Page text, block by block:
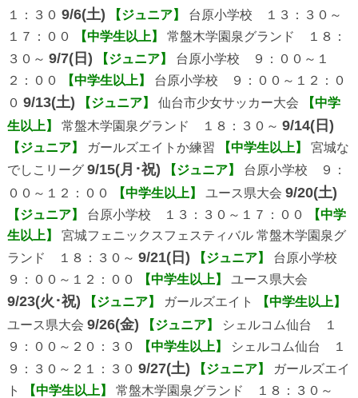
１：３０ 9/6(土) 【ジュニア】
台原小学校 １３：３０～
１７：００
【中学生以上】
常盤木学園泉グランド １８：
３０～ 9/7(日) 【ジュニア】
台原小学校 ９：００～１
２：００
【中学生以上】
台原小学校 ９：００～１２：０
０ 9/13(土) 【ジュニア】 仙台市少女サッカー大会
【中学
生以上】
常盤木学園泉グランド １８：３０～ 9/14(日)
【ジュニア】 ガールズエイトか練習 【中学生以上】
宮城な
でしこリーグ 9/15(月･祝) 【ジュニア】
台原小学校 ９：
００～１２：００
【中学生以上】 ユース県大会 9/20(土)
【ジュニア】 台原小学校 １３：３０～１７：００
【中学
生以上】
宮城フェニックスフェスティバル 常盤木学園泉グ
ランド １８：３０～ 9/21(日) 【ジュニア】
台原小学校
９：００～１２：００
【中学生以上】 ユース県大会
9/23(火･祝) 【ジュニア】 ガールズエイト
【中学生以上】
ユース県大会 9/26(金) 【ジュニア】
シェルコム仙台 １
９：００～２０：３０
【中学生以上】
シェルコム仙台 １
９：３０～２１：３０ 9/27(土) 【ジュニア】
ガールズエイ
ト
【中学生以上】 常盤木学園泉グランド １８：３０～